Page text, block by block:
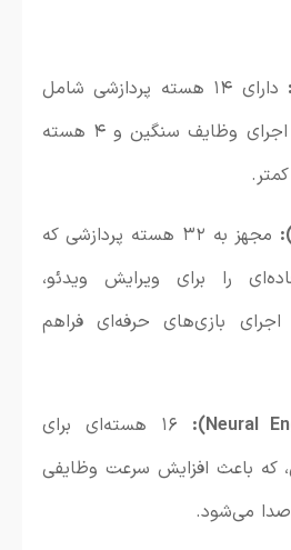
دارای ۱۴ هسته پردازشی شامل
۱۰ هسته قدرتمند برای اجرای وظایف سنگین و ۴ هسته
مجهز به ۳۲ هسته پردازشی که
را برای ویرایش ویدئو،
بازی‌های حرفه‌ای فراهم
۱۶ هسته‌ای برای
باعث افزایش سرعت وظایفی
صدا می‌شود.